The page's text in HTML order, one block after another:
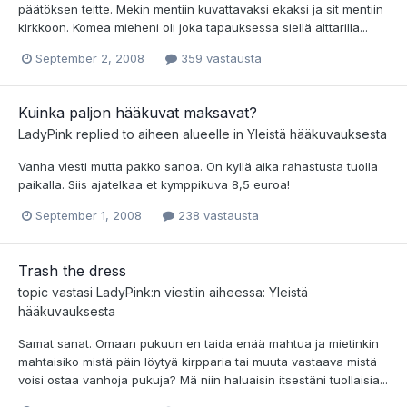
päätöksen teitte. Mekin mentiin kuvattavaksi ekaksi ja sit mentiin
kirkkoon. Komea mieheni oli joka tapauksessa siellä alttarilla...
September 2, 2008 359 vastausta
Kuinka paljon hääkuvat maksavat?
LadyPink replied to aiheen alueelle in Yleistä hääkuvauksesta
Vanha viesti mutta pakko sanoa. On kyllä aika rahastusta tuolla
paikalla. Siis ajatelkaa et kymppikuva 8,5 euroa!
September 1, 2008 238 vastausta
Trash the dress
topic vastasi LadyPink:n viestiin aiheessa: Yleistä
hääkuvauksesta
Samat sanat. Omaan pukuun en taida enää mahtua ja mietinkin
mahtaisiko mistä päin löytyä kirpparia tai muuta vastaava mistä
voisi ostaa vanhoja pukuja? Mä niin haluaisin itsestäni tuollaisia...